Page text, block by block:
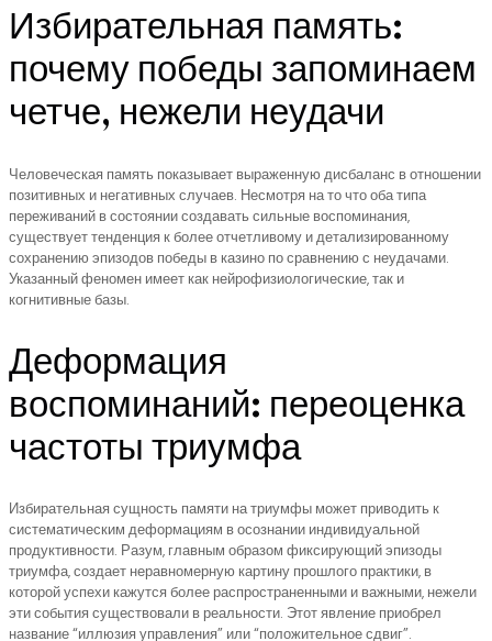
Избирательная память:
почему победы запоминаем
четче, нежели неудачи
Человеческая память показывает выраженную дисбаланс в отношении
позитивных и негативных случаев. Несмотря на то что оба типа
переживаний в состоянии создавать сильные воспоминания,
существует тенденция к более отчетливому и детализированному
сохранению эпизодов победы в казино по сравнению с неудачами.
Указанный феномен имеет как нейрофизиологические, так и
когнитивные базы.
Деформация
воспоминаний: переоценка
частоты триумфа
Избирательная сущность памяти на триумфы может приводить к
систематическим деформациям в осознании индивидуальной
продуктивности. Разум, главным образом фиксирующий эпизоды
триумфа, создает неравномерную картину прошлого практики, в
которой успехи кажутся более распространенными и важными, нежели
эти события существовали в реальности. Этот явление приобрел
название “иллюзия управления” или “положительное сдвиг”.